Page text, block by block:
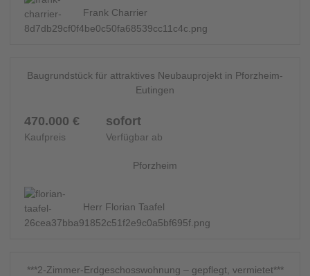
Frank Charrier
Baugrundstück für attraktives Neubauprojekt in Pforzheim-
Eutingen
470.000 €
Kaufpreis
sofort
Verfügbar ab
Pforzheim
Herr Florian Taafel
***2-Zimmer-Erdgeschosswohnung – gepflegt, vermietet***